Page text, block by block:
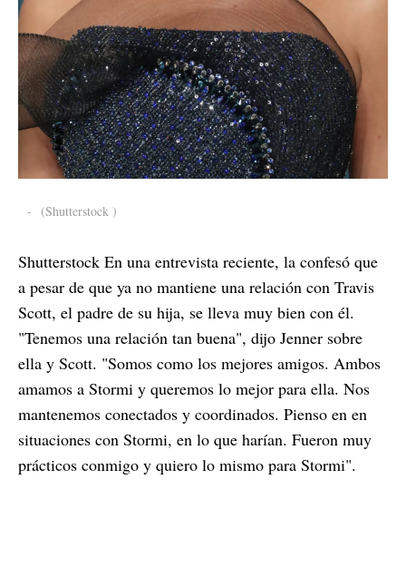
- (Shutterstock )
Shutterstock En una entrevista reciente, la confesó que
a pesar de que ya no mantiene una relación con Travis
Scott, el padre de su hija, se lleva muy bien con él.
"Tenemos una relación tan buena", dijo Jenner sobre
ella y Scott. "Somos como los mejores amigos. Ambos
amamos a Stormi y queremos lo mejor para ella. Nos
mantenemos conectados y coordinados. Pienso en en
situaciones con Stormi, en lo que harían. Fueron muy
prácticos conmigo y quiero lo mismo para Stormi".